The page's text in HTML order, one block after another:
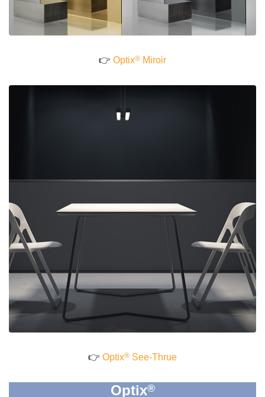
👉 Optix® Miroir
👉 Optix® See-Thrue
Optix®